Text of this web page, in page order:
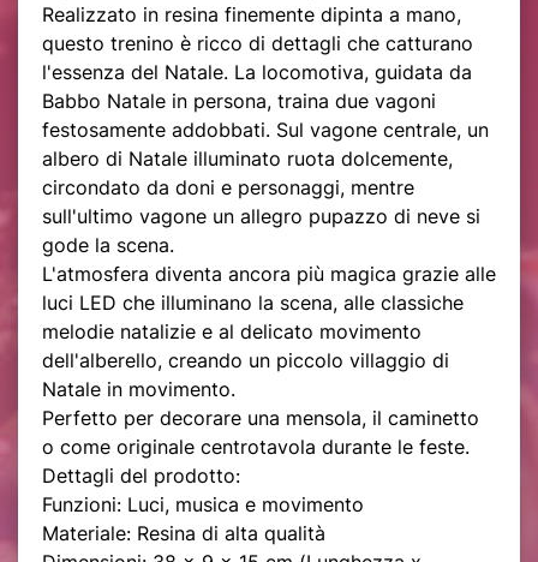
Realizzato in resina finemente dipinta a mano,
questo trenino è ricco di dettagli che catturano
l'essenza del Natale. La locomotiva, guidata da
Babbo Natale in persona, traina due vagoni
festosamente addobbati. Sul vagone centrale, un
albero di Natale illuminato ruota dolcemente,
circondato da doni e personaggi, mentre
sull'ultimo vagone un allegro pupazzo di neve si
gode la scena.
L'atmosfera diventa ancora più magica grazie alle
luci LED che illuminano la scena, alle classiche
melodie natalizie e al delicato movimento
dell'alberello, creando un piccolo villaggio di
Natale in movimento.
Perfetto per decorare una mensola, il caminetto
o come originale centrotavola durante le feste.
Dettagli del prodotto:
Funzioni: Luci, musica e movimento
Materiale: Resina di alta qualità